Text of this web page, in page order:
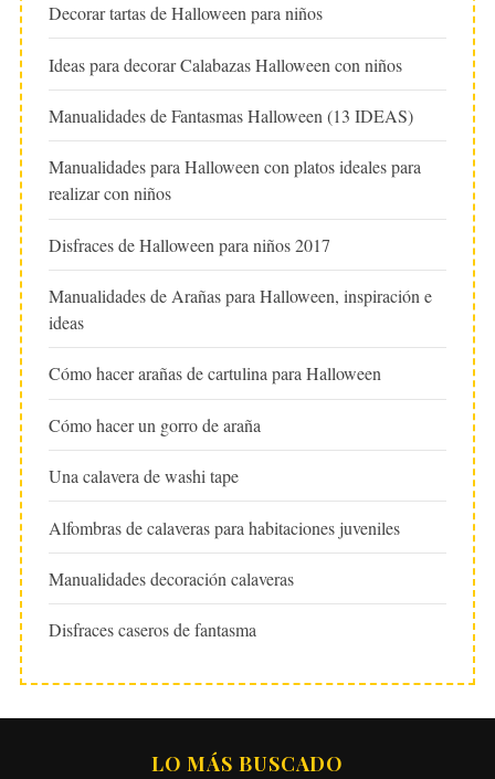
Decorar tartas de Halloween para niños
Ideas para decorar Calabazas Halloween con niños
Manualidades de Fantasmas Halloween (13 IDEAS)
Manualidades para Halloween con platos ideales para
realizar con niños
Disfraces de Halloween para niños 2017
Manualidades de Arañas para Halloween, inspiración e
ideas
Cómo hacer arañas de cartulina para Halloween
Cómo hacer un gorro de araña
Una calavera de washi tape
Alfombras de calaveras para habitaciones juveniles
Manualidades decoración calaveras
Disfraces caseros de fantasma
LO MÁS BUSCADO